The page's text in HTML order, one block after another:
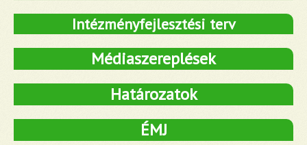
Intézményfejlesztési terv
Médiaszereplések
Határozatok
ÉMJ